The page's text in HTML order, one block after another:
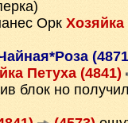
Орк
Петуха (4841)
блок но